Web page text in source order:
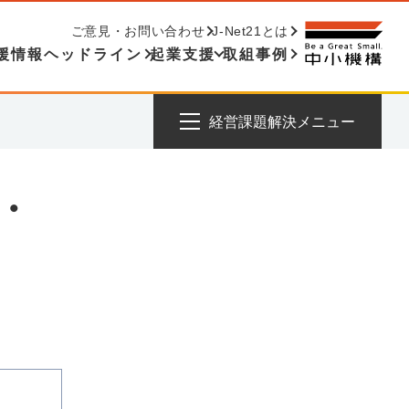
情報ヘッドライン 起業支援 取組事例
ご意見・お問い合わせ J-Net21とは
経営課題解決メニュー